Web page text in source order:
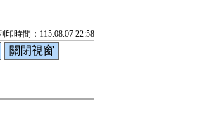
印時間：115.08.07 22:58